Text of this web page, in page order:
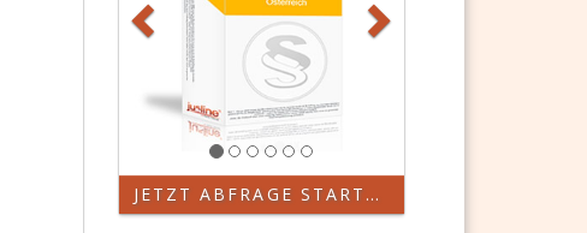
JETZT ABFRAGE STARTEN